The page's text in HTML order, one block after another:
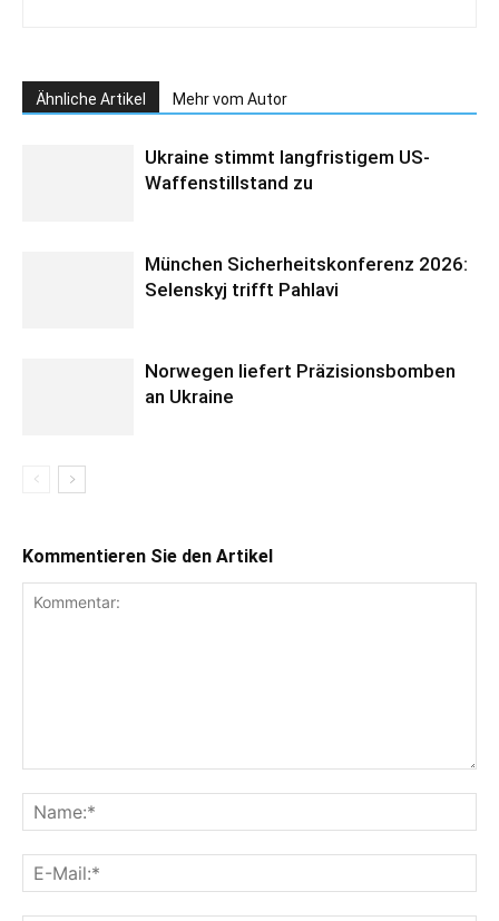
Ähnliche Artikel Mehr vom Autor
Ukraine stimmt langfristigem US-
Waffenstillstand zu
München Sicherheitskonferenz 2026:
Selenskyj trifft Pahlavi
Norwegen liefert Präzisionsbomben
an Ukraine
Kommentieren Sie den Artikel